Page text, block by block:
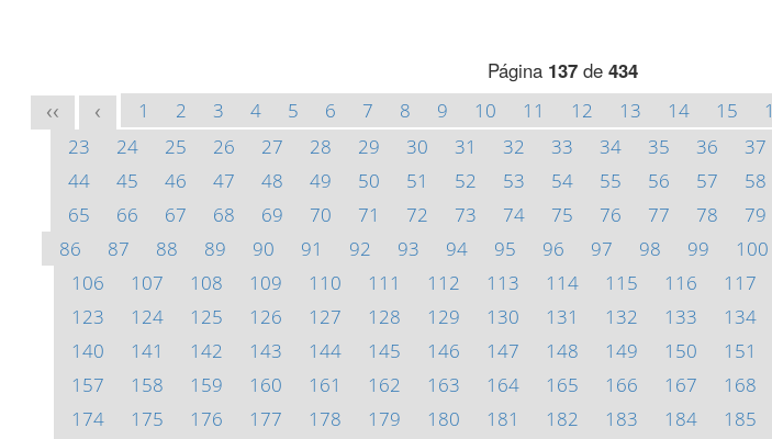
Página 137de 434
<< < 1 2 3 4 5 6 7 8 9 10 11 12 13 14 15
23
24 25 26 27 28 29 30 31 32 33 34 35 36 37
44
45 46 47 48 49 50 51 52 53 54 55 56 57 58
65
66 67 68 69 70 71 72 73 74 75 76 77 78 79
86
87 88 89 90 91 92 93 94 95 96 97 98 99 100
106
107 108 109 110 111 112 113 114 115 116 117
123
124 125 126 127 128 129 130 131 132 133 134
140
141 142 143 144 145 146 147 148 149 150 151
157
158 159 160 161 162 163 164 165 166 167 168
174
175 176 177 178 179 180 181 182 183 184 185